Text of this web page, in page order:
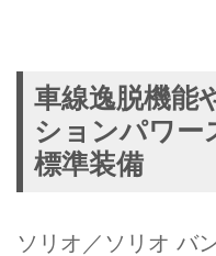
車線逸脱機能
ションパワー
標準装備
ソリオ／ソリオ バ